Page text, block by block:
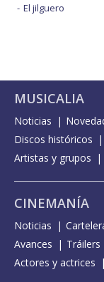
El jilguero
MUSICALIA
Noticias
Discos históricos
Artistas y grupos
CINEMANÍA
Noticias
Avances
Tráilers
Actores y actrices